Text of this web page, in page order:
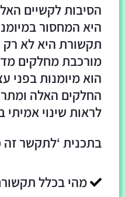
הסיבות לקשיים
היא המחסור
תקשורת היא לא
מורכבת מחלקים
הוא מיומנות בפני
החלקים האלה
לראות שינוי אמיתי
בתכנית ‘לתקשר זה
מהי בכלל